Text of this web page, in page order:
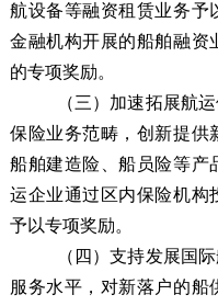
航设备等融资租赁业务予
金融机构开展的船舶融资
的专项奖励。
（三）加速拓展航
保险业务范畴，创新提供
船舶建造险 、船员险等产
运企业通过区内保险机构
予以专项奖励。
（四）支持发展国
服务水平，对新落户的船